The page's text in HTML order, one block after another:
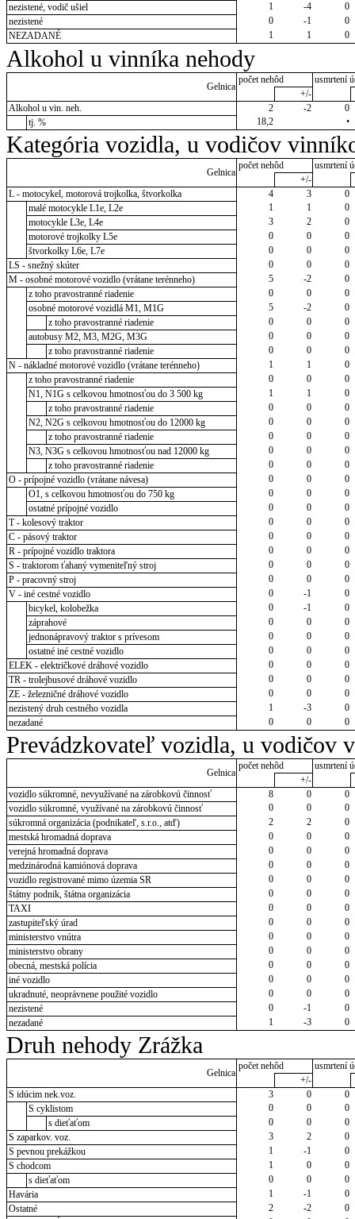
nezistené, vodič ušiel
1 -4
0
nezistené
0 -1
0
NEZADANÉ
1 1 0
Alkohol u vinníka nehody
Gelnica
počet nehôd
usmrtení
+/-
Alkohol u vin. neh.
2 -2
0
tj. %
18,2 •
Kategória vozidla, u vodičov
Gelnica
počet nehôd
usmrtení
+/-
L - motocykel, motorová trojkolka, štvorkolka
4 3
0
malé motocykle L1e, L2e
1 1
0
motocykle L3e, L4e
3 2
0
motorové trojkolky L5e
0 0
0
štvorkolky L6e, L7e
0 0
0
LS - snežný skúter
0 0
0
M - osobné motorové vozidlo (vrátane terénneho)
5 -2
0
z toho pravostranné riadenie
0 0
0
osobné motorové vozidlá M1, M1G
5 -2
0
z toho pravostranné riadenie
0 0
0
autobusy M2, M3, M2G, M3G
0 0
0
z toho pravostranné riadenie
0 0
0
N - nákladné motorové vozidlo (vrátane terénneho)
1 1
0
z toho pravostranné riadenie
0 0
0
N1, N1G s celkovou hmotnosťou do 3 500 kg
1 1
0
z toho pravostranné riadenie
0 0
0
N2, N2G s celkovou hmotnosťou do 12000 kg
0 0
0
z toho pravostranné riadenie
0 0
0
N3, N3G s celkovou hmotnosťou nad 12000 kg
0 0
0
z toho pravostranné riadenie
0 0
0
O - prípojné vozidlo (vrátane návesa)
0 0
0
O1, s celkovou hmotnosťou do 750 kg
0 0
0
ostatné prípojné vozidlo
0 0
0
T - kolesový traktor
0 0
0
C - pásový traktor
0 0
0
R - prípojné vozidlo traktora
0 0
0
S - traktorom ťahaný vymeniteľný stroj
0 0
0
P - pracovný stroj
0 0
0
V - iné cestné vozidlo
0 -1
0
bicykel, kolobežka
0 -1
0
záprahové
0 0
0
jednonápravový traktor s prívesom
0 0
0
ostatné iné cestné vozidlo
0 0
0
ELEK - električkové dráhové vozidlo
0 0
0
TR - trolejbusové dráhové vozidlo
0 0
0
ZE - železničné dráhové vozidlo
0 0
0
nezistený druh cestného vozidla
1 -3
0
nezadané
0 0 0
Prevádzkovateľ vozidla, u vodičov
Gelnica
počet nehôd
usmrtení
+/-
vozidlo súkromné, nevyužívané na zárobkovú činnosť
8 0
0
vozidlo súkromné, využívané na zárobkovú činnosť
0 0
0
súkromná organizácia (podnikateľ, s.r.o., atď)
2 2
0
mestská hromadná doprava
0 0
0
verejná hromadná doprava
0 0
0
medzinárodná kamiónová doprava
0 0
0
vozidlo registrované mimo územia SR
0 0
0
štátny podnik, štátna organizácia
0 0
0
TAXI
0 0
0
zastupiteľský úrad
0 0
0
ministerstvo vnútra
0 0
0
ministerstvo obrany
0 0
0
obecná, mestská polícia
0 0
0
iné vozidlo
0 0
0
ukradnuté, neoprávnene použité vozidlo
0 0
0
nezistené
0 -1
0
nezadané
1 -3 0
Druh nehody Zrážka
Gelnica
počet nehôd
usmrtení
+/-
S idúcim nek.voz.
3 0
0
S cyklistom
0 0
0
s dieťaťom
0 0
0
S zaparkov. voz.
3 2
0
S pevnou prekážkou
1 -1
0
S chodcom
1 0
0
s dieťaťom
0 0
0
Havária
1 -1
0
Ostatné
2 -2
0